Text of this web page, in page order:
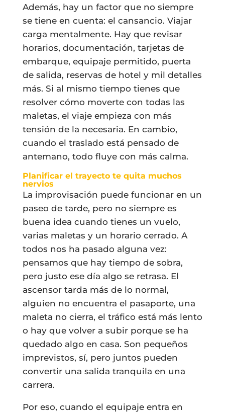
Además, hay un factor que no siempre
se tiene en cuenta: el cansancio. Viajar
carga mentalmente. Hay que revisar
horarios, documentación, tarjetas de
embarque, equipaje permitido, puerta
de salida, reservas de hotel y mil detalles
más. Si al mismo tiempo tienes que
resolver cómo moverte con todas las
maletas, el viaje empieza con más
tensión de la necesaria. En cambio,
cuando el traslado está pensado de
antemano, todo fluye con más calma.
Planificar el trayecto te quita muchos
nervios
La improvisación puede funcionar en un
paseo de tarde, pero no siempre es
buena idea cuando tienes un vuelo,
varias maletas y un horario cerrado. A
todos nos ha pasado alguna vez:
pensamos que hay tiempo de sobra,
pero justo ese día algo se retrasa. El
ascensor tarda más de lo normal,
alguien no encuentra el pasaporte, una
maleta no cierra, el tráfico está más lento
o hay que volver a subir porque se ha
quedado algo en casa. Son pequeños
imprevistos, sí, pero juntos pueden
convertir una salida tranquila en una
carrera.
Por eso, cuando el equipaje entra en